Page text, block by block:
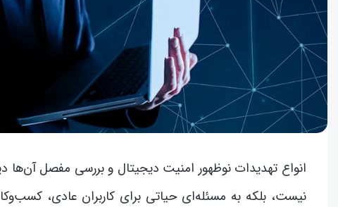
انواع تهدیدات نوظهور امنیت دیجیتال و بررسی مفصل
نیست، بلکه به مسئله‌ای حیاتی برای کاربران عادی،